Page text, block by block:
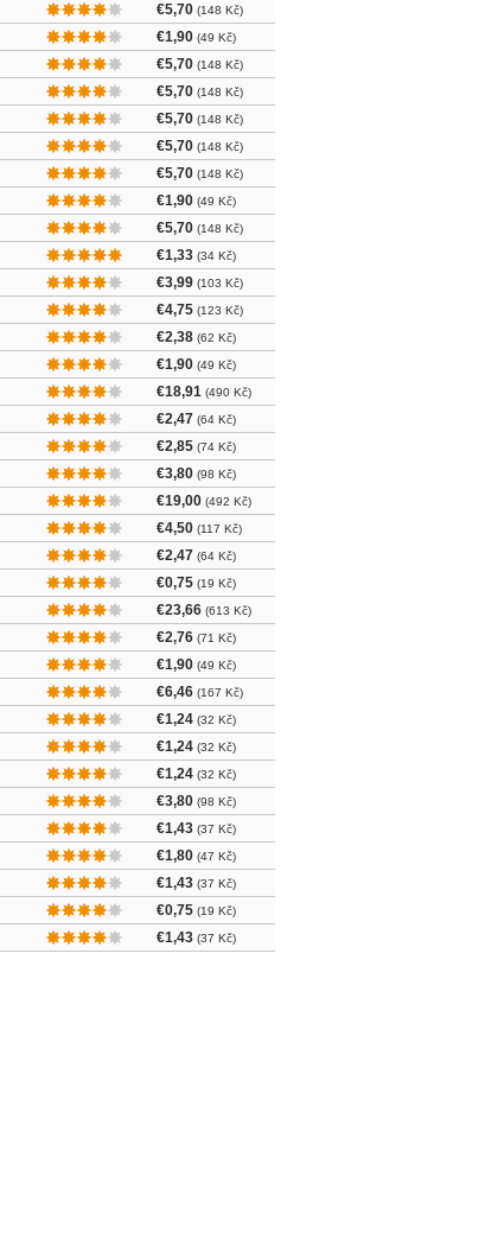
€5,70 (148 Kč)
€1,90 (49 Kč)
€5,70 (148 Kč)
€5,70 (148 Kč)
€5,70 (148 Kč)
€5,70 (148 Kč)
€5,70 (148 Kč)
€1,90 (49 Kč)
€5,70 (148 Kč)
€1,33 (34 Kč)
€3,99 (103 Kč)
€4,75 (123 Kč)
€2,38 (62 Kč)
€1,90 (49 Kč)
€18,91 (490 Kč)
€2,47 (64 Kč)
€2,85 (74 Kč)
€3,80 (98 Kč)
€19,00 (492 Kč)
€4,50 (117 Kč)
€2,47 (64 Kč)
€0,75 (19 Kč)
€23,66 (613 Kč)
€2,76 (71 Kč)
€1,90 (49 Kč)
€6,46 (167 Kč)
€1,24 (32 Kč)
€1,24 (32 Kč)
€1,24 (32 Kč)
€3,80 (98 Kč)
€1,43 (37 Kč)
€1,80 (47 Kč)
€1,43 (37 Kč)
€0,75 (19 Kč)
€1,43 (37 Kč)